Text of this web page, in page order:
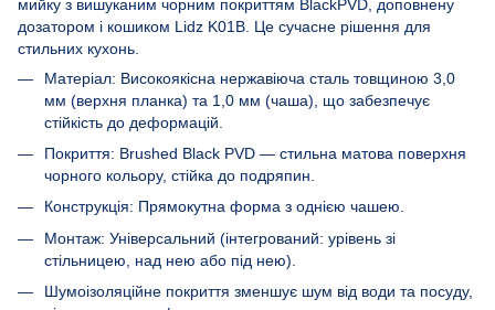
мийку з вишуканим чорним покриттям BlackPVD, доповнену
дозатором і кошиком Lidz K01B. Це сучасне рішення для
стильних кухонь.
Матеріал: Високоякісна нержавіюча сталь товщиною 3,0
мм (верхня планка) та 1,0 мм (чаша), що забезпечує
стійкість до деформацій.
Покриття: Brushed Black PVD — стильна матова поверхня
чорного кольору, стійка до подряпин.
Конструкція: Прямокутна форма з однією чашею.
Монтаж: Універсальний (інтегрований: урівень зі
стільницею, над нею або під нею).
Шумоізоляційне покриття зменшує шум від води та посуду,